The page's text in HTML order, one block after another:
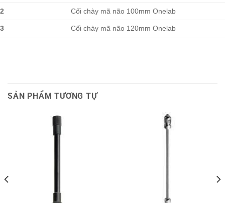
2 Cối chày mã não 100mm Onelab
3 Cối chày mã não 120mm Onelab
SẢN PHẨM TƯƠNG TỰ